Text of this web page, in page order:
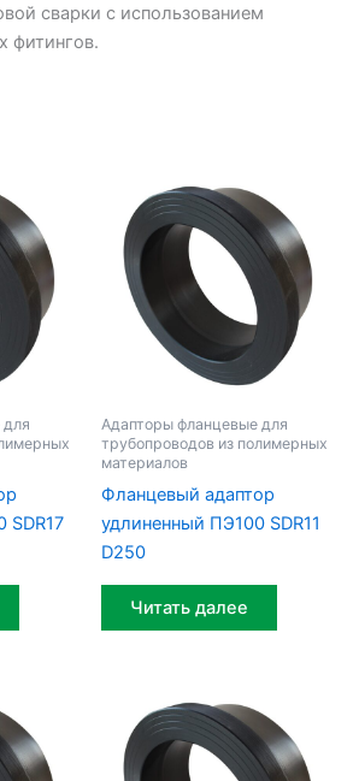
сварки с использованием
фитингов.
SDR17
Адапторы фланцевые для
трубопроводов из полимерных
материалов
Фланцевый адаптор
удлиненный ПЭ100 SDR11
D250
Читать далее